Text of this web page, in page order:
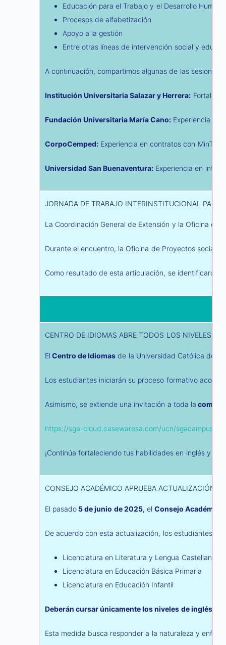
Educación para el Trabajo y el Desarrollo
Procesos de alfabetización
Apoyo a la gestión
Entre otras líneas de intervención social y
A continuación, compartimos algunas de las
Institución Universitaria Salazar y Herrera:
Fundación Universitaria María Cano: Experiencia en
CorpoCemped:Experiencia en contratos con MinTic
Universidad San Buenaventura: Experiencia en
JORNADA DE TRABAJO INTERINSTITUCIONAL PARA
La Coordinación General de Extensión y la Oficina
Durante el encuentro, la Oficina de Proyectos
Como resultado de esta articulación, se identificaron
CENTRO DE IDIOMAS ABRE TODOS LOS NIVELES
El Centro de Idiomas de la Universidad Católica del
Los estudiantes iniciarán su proceso formativo
Asimismo, se extiende una invitación a toda la
https://sga-cloud.casewaresa.com/ucn/sgacampus/
¡Continúa fortaleciendo tus habilidades en inglés y
CONSEJO ACADÉMICO APRUEBA ACTUALIZACIÓN
El pasado 5 de junio de 2025, elConsejo Académico
De acuerdo con esta actualización, los estudiantes
Licenciatura en Literatura y Lengua Castellana
Licenciatura en Educación Básica Primaria
Licenciatura en Educación Infantil
Deberán cursar únicamente los niveles de inglés
Esta medida busca responder a la naturaleza y